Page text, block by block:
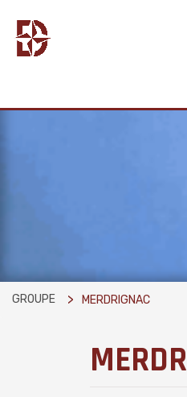
GROUPE MERDRIGNAC